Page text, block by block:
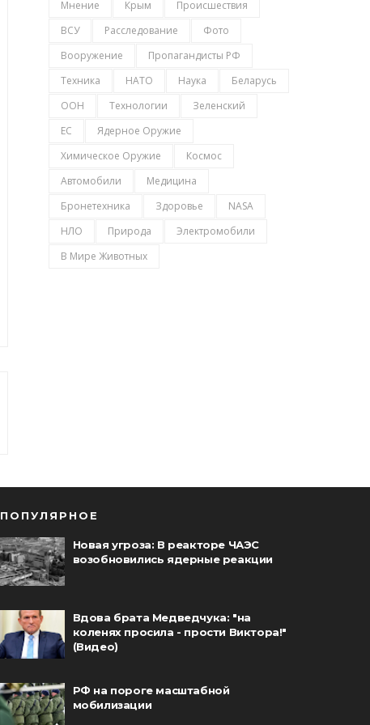
Мнение
Крым
Происшествия
ВСУ
Расследование
Фото
Вооружение
Пропагандисты РФ
Техника
НАТО Наука
Беларусь
ООН
Технологии
Зеленский
ЕС
Ядерное Оружие
Химическое Оружие
Космос
Автомобили
Медицина
Бронетехника
Здоровье
NASA
НЛО
Природа
Электромобили
В Мире Животных
ПОПУЛЯРНОЕ
Новая угроза: В реакторе ЧАЭС
возобновились ядерные реакции
Вдова брата Медведчука: "на
коленях просила - прости Виктора!"
(Видео)
РФ на пороге масштабной
мобилизации